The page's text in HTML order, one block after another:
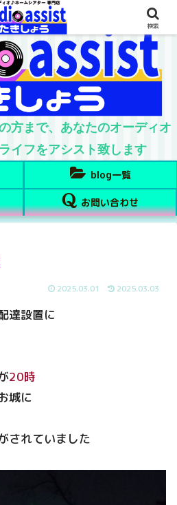
方まで、あなたのオーディオ
イフをアシスト致します
blog一覧
お問い合わせ
2025.03.01 2025.03.03
達設置に
20時
城に
されていました
検索